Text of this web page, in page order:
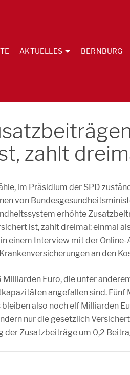
AKTUELLES BERNBURG
zahlt
im Präsidium der SPD
von
erhöhte
ist, zahlt dreimal: einmal
einem Interview mit der
an den
Milliarden Euro, die unter
angefallen sind.
bleiben also noch elf Milliarden
nur die gesetzlich
der Zusatzbeiträge um 0,2